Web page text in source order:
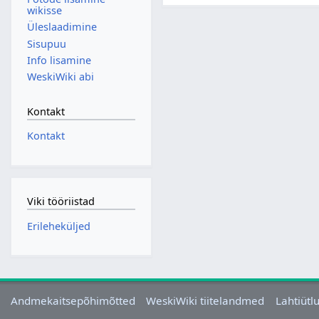
wikisse
Üleslaadimine
Sisupuu
Info lisamine
WeskiWiki abi
Kontakt
Kontakt
Viki tööriistad
Erileheküljed
Andmekaitsepõhimõtted WeskiWiki tiitelandmed